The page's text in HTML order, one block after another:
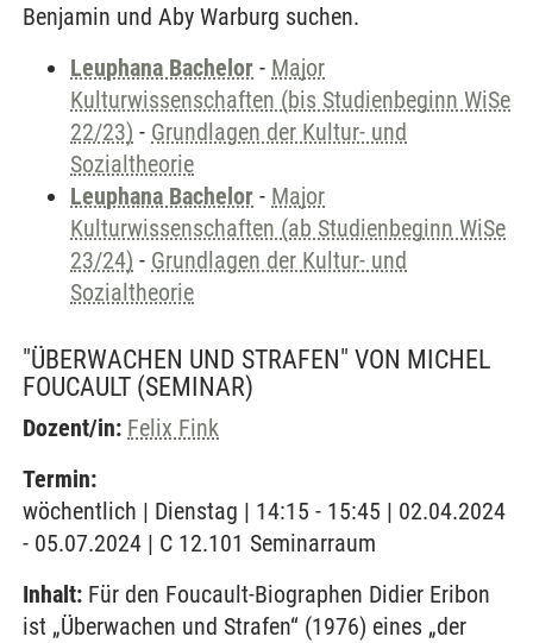
Benjamin und Aby Warburg suchen.
Leuphana Bachelor - Major
Kulturwissenschaften (bis Studienbeginn WiSe
22/23) - Grundlagen der Kultur- und
Sozialtheorie
Leuphana Bachelor - Major
Kulturwissenschaften (ab Studienbeginn WiSe
23/24) - Grundlagen der Kultur- und
Sozialtheorie
"ÜBERWACHEN UND STRAFEN" VON MICHEL
FOUCAULT (SEMINAR)
Dozent/in: Felix Fink
Termin:
wöchentlich | Dienstag | 14:15 - 15:45 | 02.04.2024
- 05.07.2024 | C 12.101 Seminarraum
Inhalt: Für den Foucault-Biographen Didier Eribon
ist „Überwachen und Strafen“ (1976) eines „der